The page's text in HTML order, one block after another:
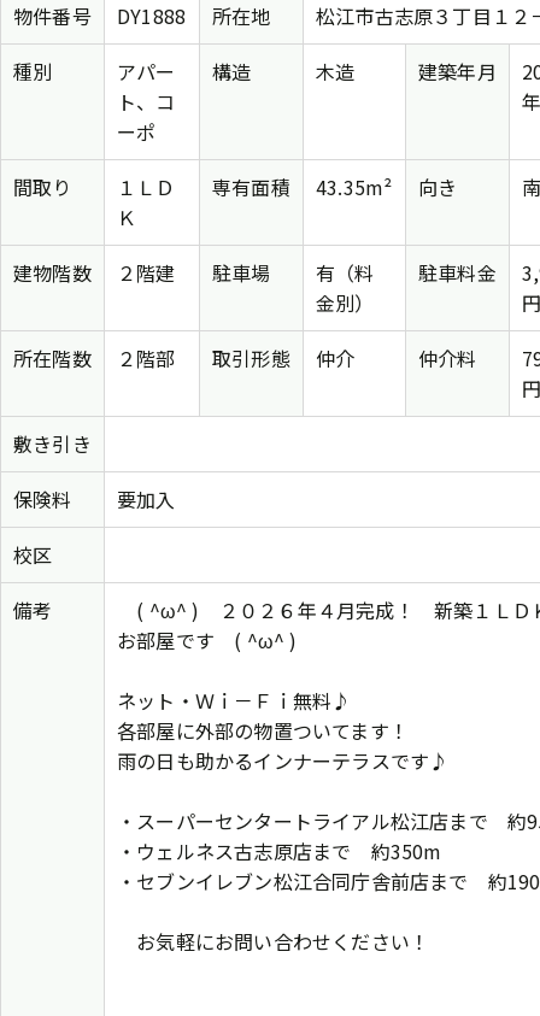
物件番号 DY1888 所在地
松江市古志原３丁目１２
種別
アパー
ト、コ
ーポ
構造 木造 建築年月
間取り
１ＬＤ
Ｋ
専有面積 43.35m² 向き
建物階数 ２階建 駐車場
有（料
金別）
駐車料金
所在階数
２階部 取引形態 仲介 仲介料
敷き引き
保険料
要加入
校区
備考
( ^ω^ ) ２０２６年４月完成！ 新築１ＬＤ
お部屋です ( ^ω^ )
ネット・Ｗｉ－Ｆｉ無料♪
各部屋に外部の物置ついてます！
雨の日も助かるインナーテラスです♪
・スーパーセンタートライアル松江店まで 約
・ウェルネス古志原店まで 約350m
・セブンイレブン松江合同庁舎前店まで 約
お気軽にお問い合わせください！